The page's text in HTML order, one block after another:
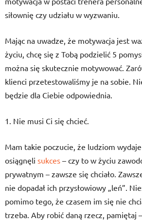
siłownię czy udziału w wyzwaniu.
Mając na uwadze, że motywacja jest
życiu, chcę się z Tobą podzielić 5
można się skutecznie motywować.
klienci przetestowaliśmy je na sobie.
będzie dla Ciebie odpowiednia.
1. Nie musi Ci się chcieć.
Mam takie poczucie, że ludziom
osiągnęli sukces – czy to w życiu
prywatnym – zawsze się chciało.
nie dopadał ich przysłowiowy „leń”.
pomimo tego, że czasem im się nie
trzeba. Aby robić daną rzecz, pamiętaj